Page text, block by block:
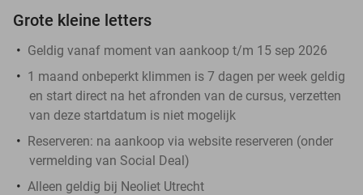
Grote kleine letters
Geldig vanaf moment van aankoop t/m 15 sep 2026
1 maand onbeperkt klimmen is 7 dagen per week geldig
en start direct na het afronden van de cursus, verzetten
van deze startdatum is niet mogelijk
Reserveren: na aankoop via website reserveren (onder
vermelding van Social Deal)
Alleen geldig bij Neoliet Utrecht